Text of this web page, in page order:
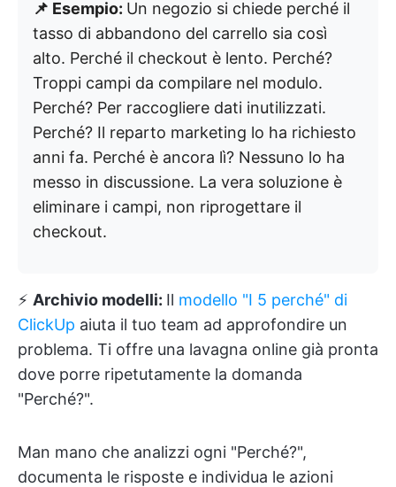
📌 Esempio: Un negozio si chiede perché il
tasso di abbandono del carrello sia così
alto. Perché il checkout è lento. Perché?
Troppi campi da compilare nel modulo.
Perché? Per raccogliere dati inutilizzati.
Perché? Il reparto marketing lo ha richiesto
anni fa. Perché è ancora lì? Nessuno lo ha
messo in discussione. La vera soluzione è
eliminare i campi, non riprogettare il
checkout.
⚡️ Archivio modelli: Il modello "I 5 perché" di
ClickUp aiuta il tuo team ad approfondire un
problema. Ti offre una lavagna online già pronta
dove porre ripetutamente la domanda
"Perché?".
Man mano che analizzi ogni "Perché?",
documenta le risposte e individua le azioni